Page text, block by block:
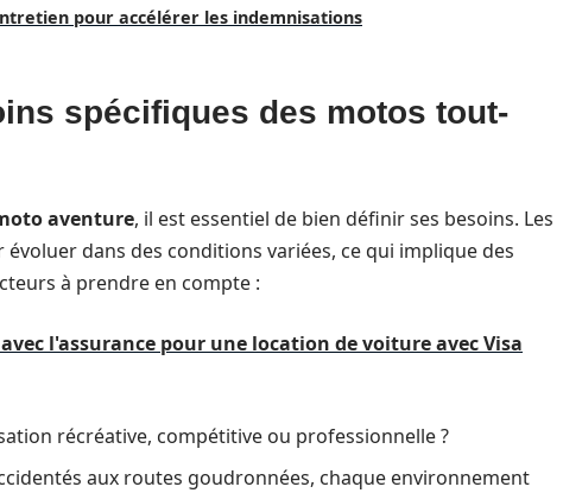
pour accélérer les indemnisations
spécifiques des motos tout-
aventure, il est essentiel de bien définir ses besoins. Les
dans des conditions variées, ce qui implique des
à prendre en compte :
l'assurance pour une location de voiture avec Visa
récréative, compétitive ou professionnelle ?
aux routes goudronnées, chaque environnement